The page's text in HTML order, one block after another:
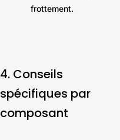
frottement.
4. Conseils
spécifiques par
composant